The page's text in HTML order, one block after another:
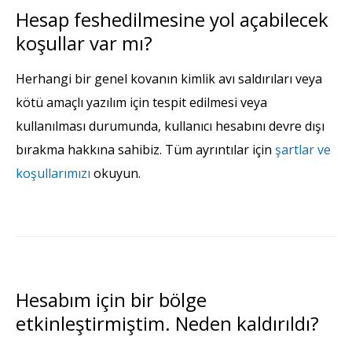
Hesap feshedilmesine yol açabilecek
koşullar var mı?
Herhangi bir genel kovanın kimlik avı saldırıları veya
kötü amaçlı yazılım için tespit edilmesi veya
kullanılması durumunda, kullanıcı hesabını devre dışı
bırakma hakkına sahibiz. Tüm ayrıntılar için şartlar ve
koşullarımızı okuyun.
Hesabım için bir bölge
etkinleştirmiştim. Neden kaldırıldı?